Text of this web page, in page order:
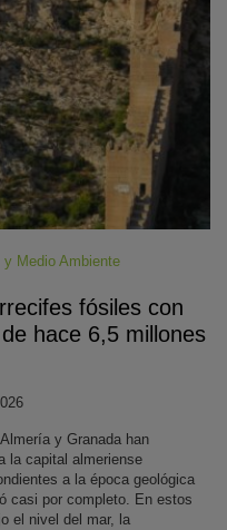
y Medio Ambiente
fósiles con
hace 6,5 millones
y Granada han
la capital almeriense
a la época geológica
casi por completo. En estos
el nivel del mar, la